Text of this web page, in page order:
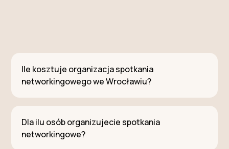
Ile kosztuje organizacja spotkania
networkingowego we Wrocławiu?
Dla ilu osób organizujecie spotkania
networkingowe?